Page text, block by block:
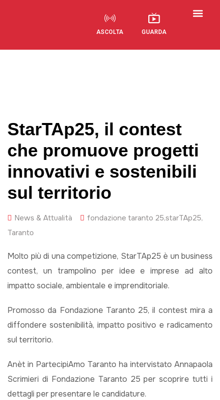
ASCOLTA GUARDA
StarTAp25, il contest
che promuove progetti
innovativi e sostenibili
sul territorio
News & Attualità fondazione taranto 25,starTAp25,
Taranto
Molto più di una competizione, StarTAp25 è un business
contest, un trampolino per idee e imprese ad alto
impatto sociale, ambientale e imprenditoriale.
Promosso da Fondazione Taranto 25, il contest mira a
diffondere sostenibilità, impatto positivo e radicamento
sul territorio.
Anèt in PartecipiAmo Taranto ha intervistato Annapaola
Scrimieri di Fondazione Taranto 25 per scoprire tutti i
dettagli per presentare le candidature.